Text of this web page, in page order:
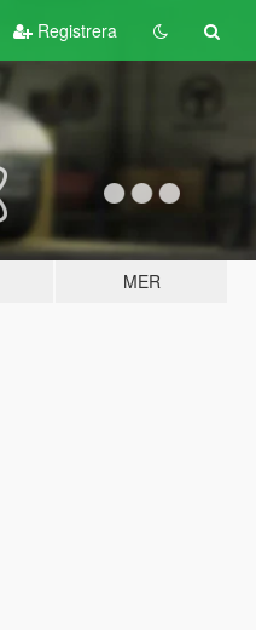
Registrera
MER